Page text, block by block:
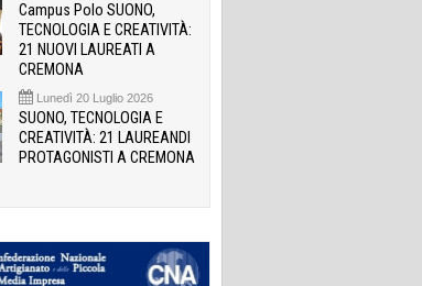
Campus Polo SUONO,
TECNOLOGIA E CREATIVITÀ:
21 NUOVI LAUREATI A
CREMONA
Lunedì 20 Luglio 2026
SUONO, TECNOLOGIA E
CREATIVITÀ: 21 LAUREANDI
PROTAGONISTI A CREMONA